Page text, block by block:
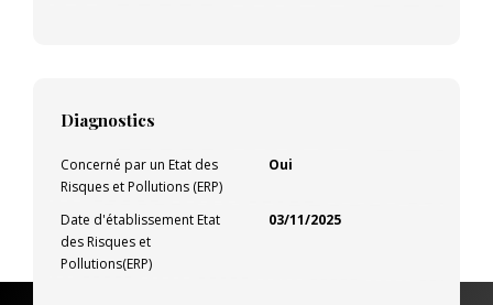
Diagnostics
Concerné par un Etat des
Risques et Pollutions (ERP)
Oui
Date d'établissement Etat
des Risques et
Pollutions(ERP)
03/11/2025